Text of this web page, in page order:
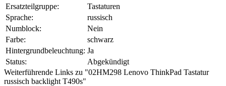
Ersatzteilgruppe:
Tastaturen
Sprache:
russisch
Numblock:
Nein
Farbe:
schwarz
Hintergrundbeleuchtung: Ja
Status:
Abgekündigt
Weiterführende Links zu "02HM298 Lenovo ThinkPad Tastatur
russisch backlight T490s"